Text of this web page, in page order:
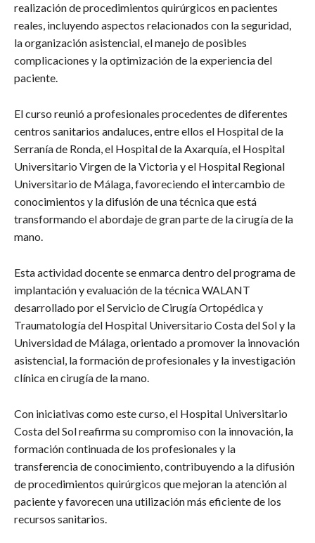
realización de procedimientos quirúrgicos en pacientes
reales, incluyendo aspectos relacionados con la seguridad,
la organización asistencial, el manejo de posibles
complicaciones y la optimización de la experiencia del
paciente.
El curso reunió a profesionales procedentes de diferentes
centros sanitarios andaluces, entre ellos el Hospital de la
Serranía de Ronda, el Hospital de la Axarquía, el Hospital
Universitario Virgen de la Victoria y el Hospital Regional
Universitario de Málaga, favoreciendo el intercambio de
conocimientos y la difusión de una técnica que está
transformando el abordaje de gran parte de la cirugía de la
mano.
Esta actividad docente se enmarca dentro del programa de
implantación y evaluación de la técnica WALANT
desarrollado por el Servicio de Cirugía Ortopédica y
Traumatología del Hospital Universitario Costa del Sol y la
Universidad de Málaga, orientado a promover la innovación
asistencial, la formación de profesionales y la investigación
clínica en cirugía de la mano.
Con iniciativas como este curso, el Hospital Universitario
Costa del Sol reafirma su compromiso con la innovación, la
formación continuada de los profesionales y la
transferencia de conocimiento, contribuyendo a la difusión
de procedimientos quirúrgicos que mejoran la atención al
paciente y favorecen una utilización más eficiente de los
recursos sanitarios.